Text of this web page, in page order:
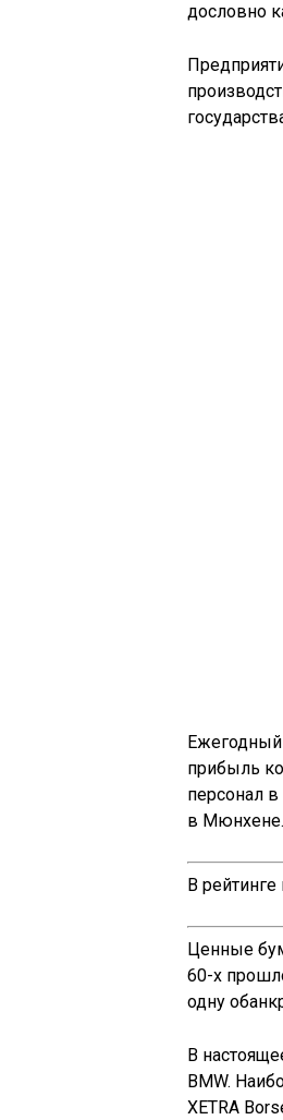
дословно
прибыль
персонал
в Мюнхене.
В
Ценные
60-х
одну
В
BMW.
XETRA